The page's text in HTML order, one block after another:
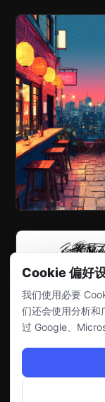
Cookie 偏好
我们使用必要
们还会使用分析和
过 Google、